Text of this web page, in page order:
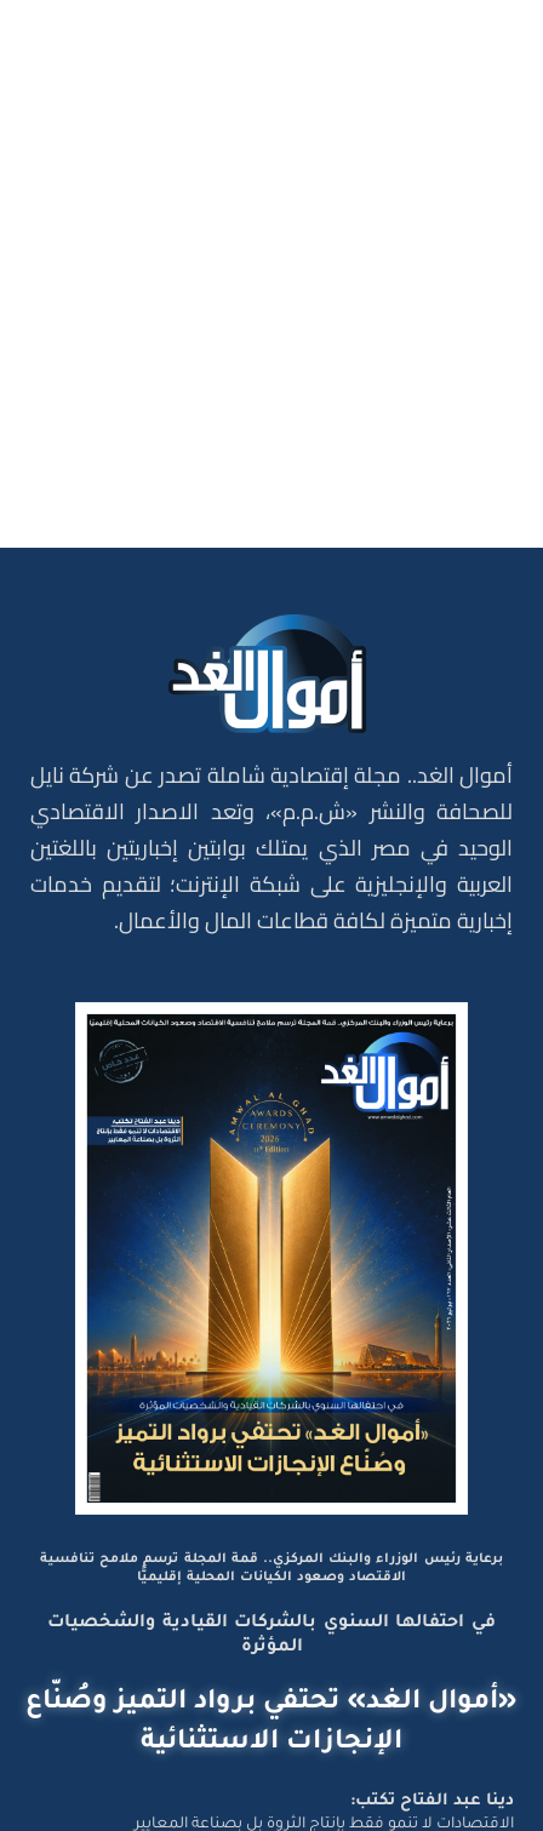
أموال الغد.. مجلة إقتصادية شاملة تصدر عن شركة نايل
للصحافة والنشر «ش.م.م»، وتعد الاصدار الاقتصادي
الوحيد في مصر الذي يمتلك بوابتين إخباريتين باللغتين
العربية والإنجليزية على شبكة الإنترنت؛ لتقديم خدمات
إخبارية متميزة لكافة قطاعات المال والأعمال.
برعاية رئيس الوزراء والبنك المركزي.. قمة المجلة ترسم ملامح تنافسية
الاقتصاد وصعود الكيانات المحلية إقليميًّا
في احتفالها السنوي بالشركات القيادية والشخصيات
المؤثرة
«أموال الغد» تحتفي برواد التميز وصُنّاع
الإنجازات الاستثنائية
دينا عبد الفتاح تكتب:
الاقتصادات لا تنمو فقط بإنتاج الثروة بل بصناعة المعايير